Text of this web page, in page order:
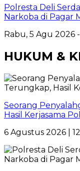
Polresta Deli
Narkoba di Pagar
Rabu, 5 Agu 2026
HUKUM &
Seorang
Hasil Kerjasama
6 Agustus 2026 |